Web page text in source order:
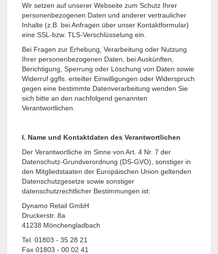
Wir setzen auf unserer Webseite zum Schutz Ihrer
personenbezogenen Daten und anderer vertraulicher
Inhalte (z.B. bei Anfragen über unser Kontaktformular)
eine SSL-bzw. TLS-Verschlüsselung ein.
Bei Fragen zur Erhebung, Verarbeitung oder Nutzung
Ihrer personenbezogenen Daten, bei Auskünften,
Berichtigung, Sperrung oder Löschung von Daten sowie
Widerruf ggfls. erteilter Einwilligungen oder Widerspruch
gegen eine bestimmte Datenverarbeitung wenden Sie
sich bitte an den nachfolgend genannten
Verantwortlichen.
I. Name und Kontaktdaten des Verantwortlichen
Der Verantwortliche im Sinne von Art. 4 Nr. 7 der
Datenschutz-Grundverordnung (DS-GVO), sonstiger in
den Mitgliedstaaten der Europäischen Union geltenden
Datenschutzgesetze sowie sonstiger
datenschutzrechtlicher Bestimmungen ist:
Dynamo Retail GmbH
Druckerstr. 8a
41238 Mönchengladbach
Tel. 01803 - 35 28 21
Fax 01803 - 00 02 41